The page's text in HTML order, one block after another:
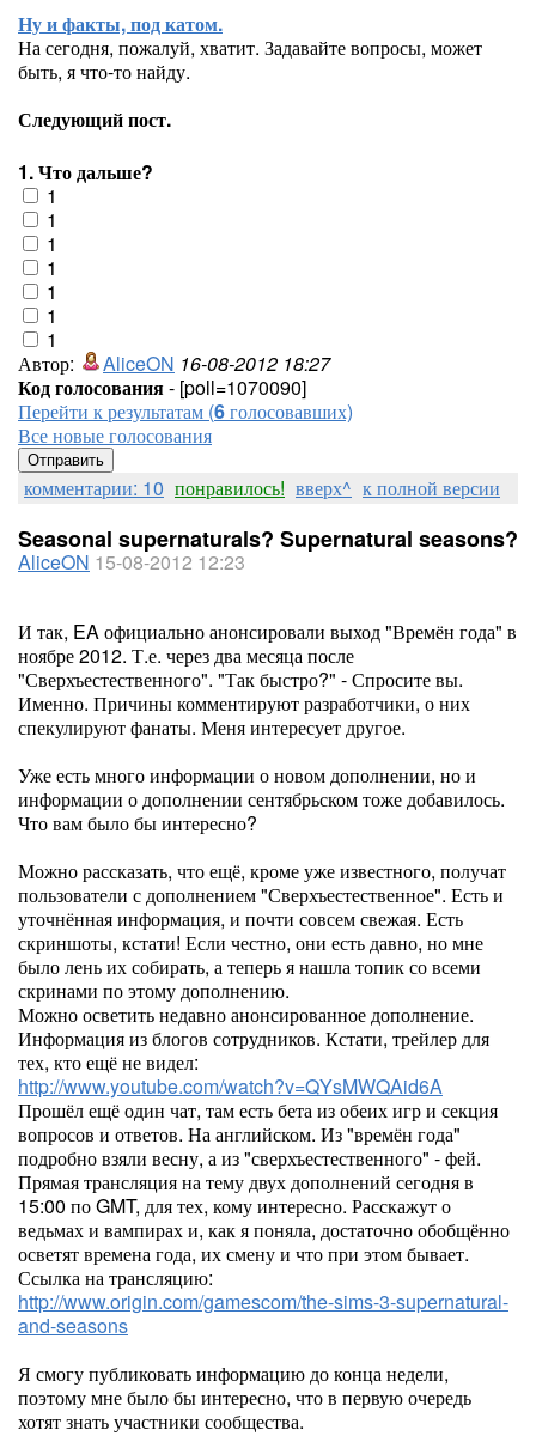
Ну и факты, под катом.
На сегодня, пожалуй, хватит. Задавайте вопросы, может
быть, я что-то найду.
Следующий пост.
1. Что дальше?
1
1
1
1
1
1
1
Автор:
AliceON 16-08-2012 18:27
Код голосования- [poll=1070090]
Перейти к результатам (6голосовавших)
Все новые голосования
комментарии: 10 понравилось! вверх^ к полной версии
Seasonal supernaturals? Supernatural seasons?
AliceON 15-08-2012 12:23
И так, EA официально анонсировали выход "Времён года" в
ноябре 2012. Т.е. через два месяца после
"Сверхъестественного". "Так быстро?" - Спросите вы.
Именно. Причины комментируют разработчики, о них
спекулируют фанаты. Меня интересует другое.
Уже есть много информации о новом дополнении, но и
информации о дополнении сентябрьском тоже добавилось.
Что вам было бы интересно?
Можно рассказать, что ещё, кроме уже известного, получат
пользователи с дополнением "Сверхъестественное". Есть и
уточнённая информация, и почти совсем свежая. Есть
скриншоты, кстати! Если честно, они есть давно, но мне
было лень их собирать, а теперь я нашла топик со всеми
скринами по этому дополнению.
Можно осветить недавно анонсированное дополнение.
Информация из блогов сотрудников. Кстати, трейлер для
тех, кто ещё не видел:
http://www.youtube.com/watch?v=QYsMWQAid6A
Прошёл ещё один чат, там есть бета из обеих игр и секция
вопросов и ответов. На английском. Из "времён года"
подробно взяли весну, а из "сверхъестественного" - фей.
Прямая трансляция на тему двух дополнений сегодня в
15:00 по GMT, для тех, кому интересно. Расскажут о
ведьмах и вампирах и, как я поняла, достаточно обобщённо
осветят времена года, их смену и что при этом бывает.
Ссылка на трансляцию:
http://www.origin.com/gamescom/the-sims-3-supernatural-
and-seasons
Я смогу публиковать информацию до конца недели,
поэтому мне было бы интересно, что в первую очередь
хотят знать участники сообщества.